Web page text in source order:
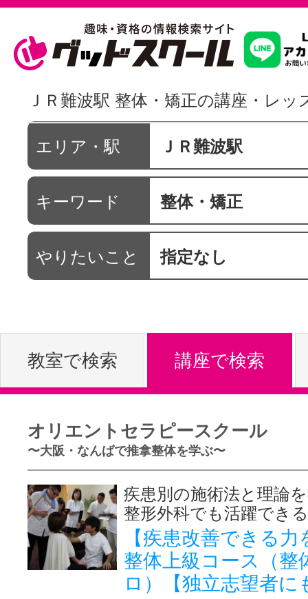
習いたいこ
スクールを
駅・路線か
通信講座を
体験レッス
やりたいこ
特集をみる
グッドスク
掲載のお問
ＪＲ難波駅 整体・矯正の講座・レッ
エリア・駅 ＪＲ難波駅
キーワード 整体・矯正
やりたいこと 指定なし
教室で検索 講座で検索
オリエントセラピースクール
〜大阪・なんばで推拿整体を学ぶ〜
疾患別の施術法と理論
整形外科でも活躍でき
【疾患改善できる
整体上級コース（整
ロ）【独立志望者に